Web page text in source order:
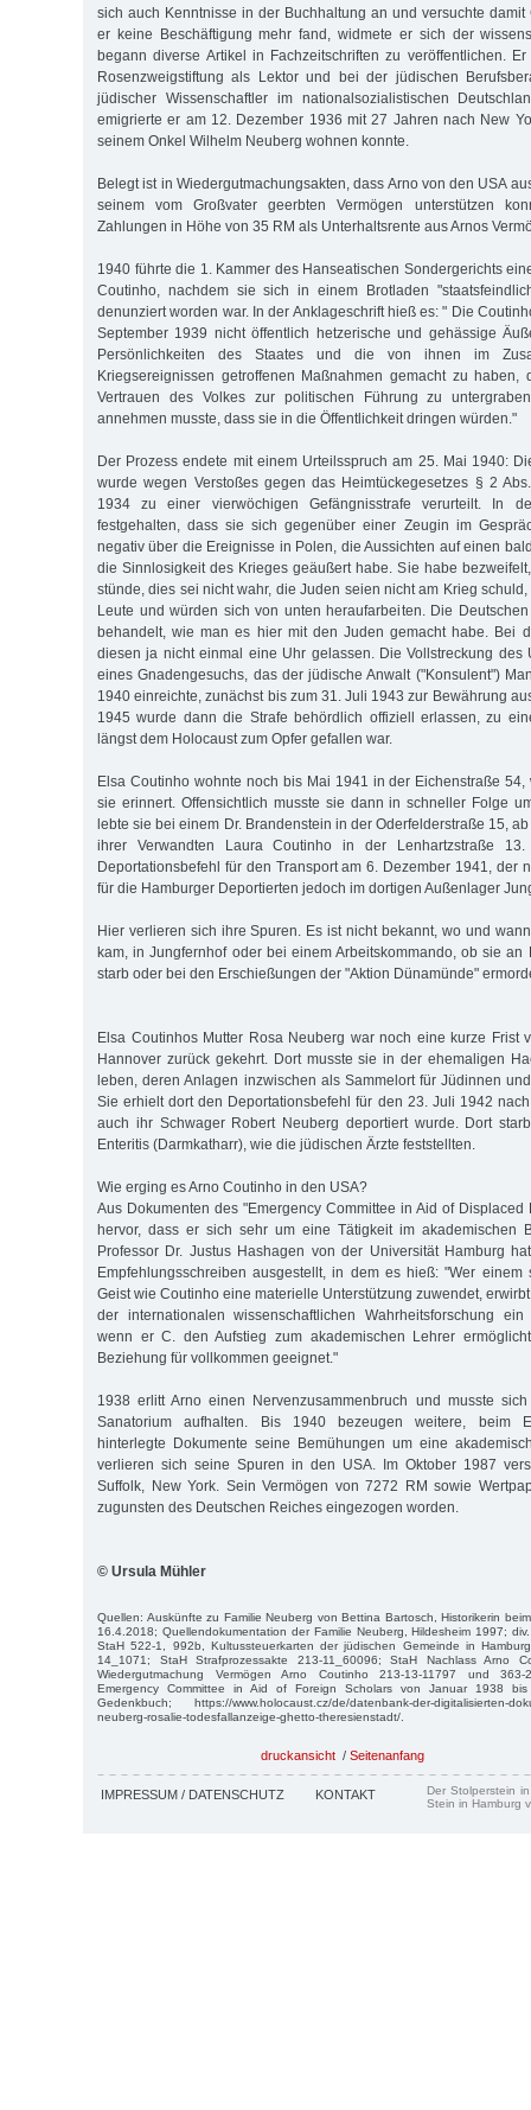
sich auch Kenntnisse in der Buchhaltung an und versuchte damit
er keine Beschäftigung mehr fand, widmete er sich der
begann diverse Artikel in Fachzeitschriften zu veröffentlichen.
Rosenzweigstiftung als Lektor und bei der jüdischen
jüdischer Wissenschaftler im nationalsozialistischen
emigrierte er am 12. Dezember 1936 mit 27 Jahren nach New
seinem Onkel Wilhelm Neuberg wohnen konnte.
Belegt ist in Wiedergutmachungsakten, dass Arno von den USA
seinem vom Großvater geerbten Vermögen unterstützen
Zahlungen in Höhe von 35 RM als Unterhaltsrente aus Arnos
1940 führte die 1. Kammer des Hanseatischen Sondergerichts
Coutinho, nachdem sie sich in einem Brotladen
denunziert worden war. In der Anklageschrift hieß es: " Die
September 1939 nicht öffentlich hetzerische und gehässige
Persönlichkeiten des Staates und die von ihnen im
Kriegsereignissen getroffenen Maßnahmen gemacht zu haben,
Vertrauen des Volkes zur politischen Führung zu
annehmen musste, dass sie in die Öffentlichkeit dringen würden."
Der Prozess endete mit einem Urteilsspruch am 25. Mai 1940:
wurde wegen Verstoßes gegen das Heimtückegesetzes § 2
1934 zu einer vierwöchigen Gefängnisstrafe verurteilt. In
festgehalten, dass sie sich gegenüber einer Zeugin im
negativ über die Ereignisse in Polen, die Aussichten auf einen
die Sinnlosigkeit des Krieges geäußert habe. Sie habe
stünde, dies sei nicht wahr, die Juden seien nicht am Krieg
Leute und würden sich von unten heraufarbeiten. Die
behandelt, wie man es hier mit den Juden gemacht habe. Bei
diesen ja nicht einmal eine Uhr gelassen. Die Vollstreckung des
eines Gnadengesuchs, das der jüdische Anwalt ("Konsulent")
1940 einreichte, zunächst bis zum 31. Juli 1943 zur Bewährung
1945 wurde dann die Strafe behördlich offiziell erlassen, zu
längst dem Holocaust zum Opfer gefallen war.
Elsa Coutinho wohnte noch bis Mai 1941 in der Eichenstraße
sie erinnert. Offensichtlich musste sie dann in schneller Folge
lebte sie bei einem Dr. Brandenstein in der Oderfelderstraße 15,
ihrer Verwandten Laura Coutinho in der Lenhartzstraße
Deportationsbefehl für den Transport am 6. Dezember 1941, der
für die Hamburger Deportierten jedoch im dortigen Außenlager
Hier verlieren sich ihre Spuren. Es ist nicht bekannt, wo und
kam, in Jungfernhof oder bei einem Arbeitskommando, ob sie an
starb oder bei den Erschießungen der "Aktion Dünamünde"
Elsa Coutinhos Mutter Rosa Neuberg war noch eine kurze Frist
Hannover zurück gekehrt. Dort musste sie in der ehemaligen
leben, deren Anlagen inzwischen als Sammelort für Jüdinnen
Sie erhielt dort den Deportationsbefehl für den 23. Juli 1942
auch ihr Schwager Robert Neuberg deportiert wurde. Dort
Enteritis (Darmkatharr), wie die jüdischen Ärzte feststellten.
Wie erging es Arno Coutinho in den USA?
Aus Dokumenten des "Emergency Committee in Aid of Displaced
hervor, dass er sich sehr um eine Tätigkeit im akademischen
Professor Dr. Justus Hashagen von der Universität Hamburg
Empfehlungsschreiben ausgestellt, in dem es hieß: "Wer einem
Geist wie Coutinho eine materielle Unterstützung zuwendet,
der internationalen wissenschaftlichen Wahrheitsforschung ein
wenn er C. den Aufstieg zum akademischen Lehrer
Beziehung für vollkommen geeignet."
1938 erlitt Arno einen Nervenzusammenbruch und musste
Sanatorium aufhalten. Bis 1940 bezeugen weitere, beim
hinterlegte Dokumente seine Bemühungen um eine
verlieren sich seine Spuren in den USA. Im Oktober 1987
Suffolk, New York. Sein Vermögen von 7272 RM sowie
zugunsten des Deutschen Reiches eingezogen worden.
© Ursula Mühler
Quellen: Auskünfte zu Familie Neuberg von Bettina Bartosch, Historikerin
16.4.2018; Quellendokumentation der Familie Neuberg, Hildesheim 1997;
StaH 522-1, 992b, Kultussteuerkarten der jüdischen Gemeinde in
14_1071; StaH Strafprozessakte 213-11_60096; StaH Nachlass Arno
Wiedergutmachung Vermögen Arno Coutinho 213-13-11797 und 363-
Emergency Committee in Aid of Foreign Scholars von Januar 1938
Gedenkbuch; https://www.holocaust.cz/de/datenbank-der-digitalisierten-
neuberg-rosalie-todesfallanzeige-ghetto-theresienstadt/.
druckansicht / Seitenanfang
IMPRESSUM / DATENSCHUTZ KONTAKT
Der Stolperstein
Stein in Hamburg